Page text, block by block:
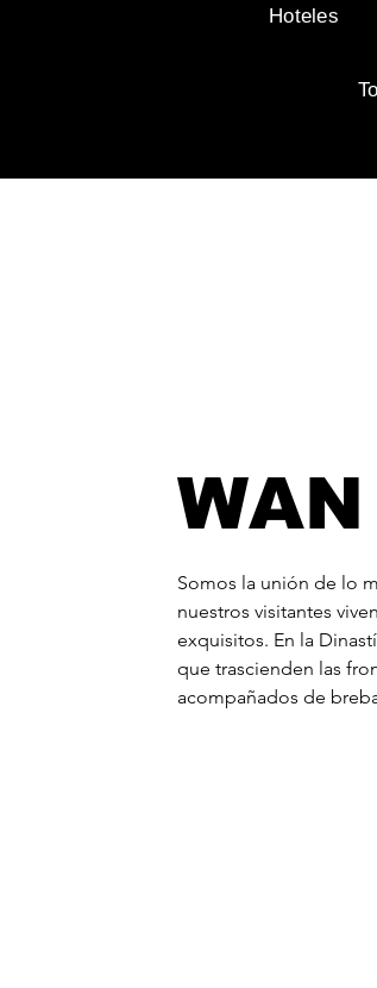
Hoteles
WAN
Somos la unión de lo
nuestros visitantes
exquisitos. En la
que trascienden las
acompañados de